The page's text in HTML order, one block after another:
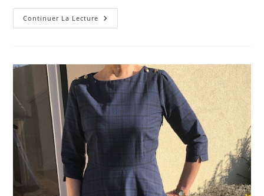
Continuer La Lecture Mon
Tote